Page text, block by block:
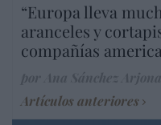
“Europa lleva
aranceles y
compañías
Artículos anteriores